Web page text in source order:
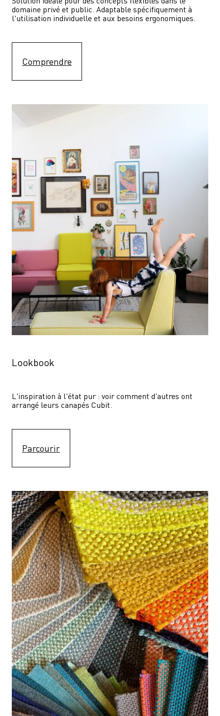
domaine privé et public. Adaptable spécifiquement à
l'utilisation individuelle et aux besoins ergonomiques.
Comprendre
Lookbook
L'inspiration à l'état pur : voir comment d'autres ont
arrangé leurs canapés Cubit.
Parcourir